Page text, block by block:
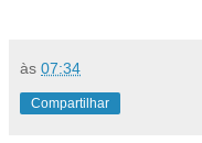
às 07:34
Compartilhar